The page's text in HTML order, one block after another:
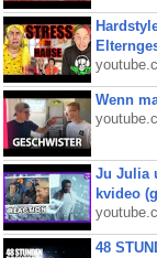
Wenn
Ju Julia
kvideo
48